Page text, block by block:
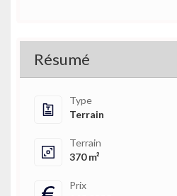
Résumé
Type
Terrain
Terrain
370 m²
Prix